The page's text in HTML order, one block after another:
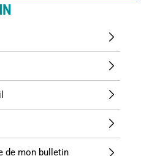
de mon bulletin